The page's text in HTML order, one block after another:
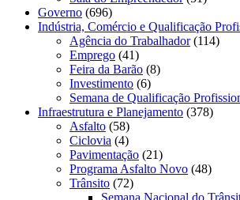
Governo (696)
Indústria, Comércio e Qualificação
Agência do Trabalhador(114)
Emprego (41)
Feira da Barão (8)
Investimento (6)
Semana de Qualificação
Infraestrutura e Planejamento (378)
Asfalto (58)
Ciclovia (4)
Pavimentação (21)
Programa Asfalto Novo (48)
Trânsito (72)
Semana Nacional do